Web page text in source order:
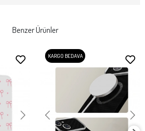
Benzer Ürünler
KARGO BEDAVA